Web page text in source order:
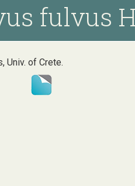
fulvus
Univ. of Crete.